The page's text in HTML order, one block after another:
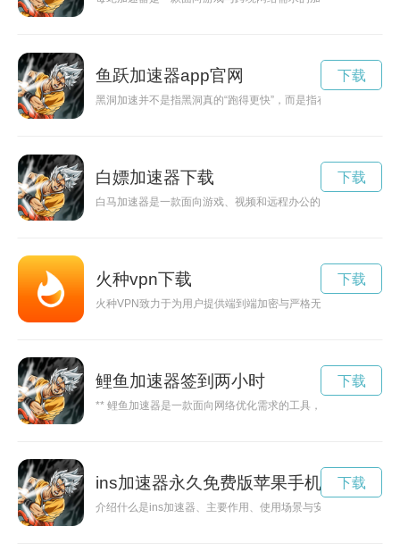
鱼跃加速器app官网
黑洞加速并不是指黑洞真的“跑得更快”，而是指在黑洞强大引
下载
白嫖加速器下载
白马加速器是一款面向游戏、视频和远程办公的网络加速工具
下载
火种vpn下载
火种VPN致力于为用户提供端到端加密与严格无日志保障，配
下载
鲤鱼加速器签到两小时
** 鲤鱼加速器是一款面向网络优化需求的工具，能够帮助用户
下载
ins加速器永久免费版苹果手机
介绍什么是ins加速器、主要作用、使用场景与安全/合规注意事
下载